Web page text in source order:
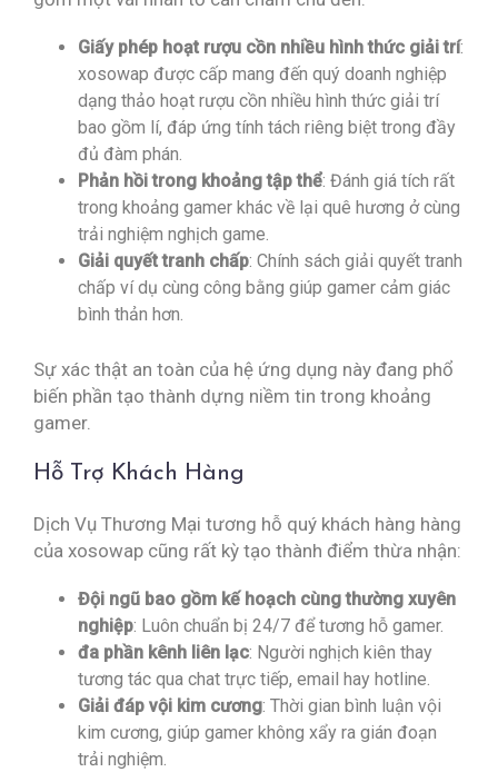
Giấy phép hoạt rượu cồn nhiều hình thức giải trí:
xosowap được cấp mang đến quý doanh nghiệp
dạng thảo hoạt rượu cồn nhiều hình thức giải trí
bao gồm lí, đáp ứng tính tách riêng biệt trong đầy
đủ đàm phán.
Phản hồi trong khoảng tập thể: Đánh giá tích rất
trong khoảng gamer khác về lại quê hương ở cùng
trải nghiệm nghịch game.
Giải quyết tranh chấp: Chính sách giải quyết tranh
chấp ví dụ cùng công bằng giúp gamer cảm giác
bình thản hơn.
Sự xác thật an toàn của hệ ứng dụng này đang phổ
biến phần tạo thành dựng niềm tin trong khoảng
gamer.
Hỗ Trợ Khách Hàng
Dịch Vụ Thương Mại tương hỗ quý khách hàng hàng
của xosowap cũng rất kỳ tạo thành điểm thừa nhận:
Đội ngũ bao gồm kế hoạch cùng thường xuyên
nghiệp: Luôn chuẩn bị 24/7 để tương hỗ gamer.
đa phần kênh liên lạc: Người nghịch kiên thay
tương tác qua chat trực tiếp, email hay hotline.
Giải đáp vội kim cương: Thời gian bình luận vội
kim cương, giúp gamer không xẩy ra gián đoạn
trải nghiệm.